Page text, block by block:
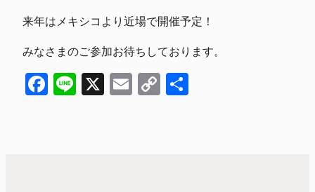
来年はメキシコより近場で開催予定！
みなさまのご参加お待ちしております。
Facebook
Line
X EmailCopy